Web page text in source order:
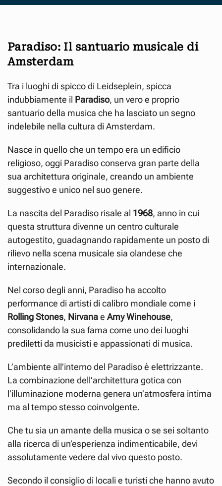
Paradiso: Il santuario musicale di
Amsterdam
Tra i luoghi di spicco di Leidseplein, spicca
indubbiamente il Paradiso, un vero e proprio
santuario della musica che ha lasciato un segno
indelebile nella cultura di Amsterdam.
Nasce in quello che un tempo era un edificio
religioso, oggi Paradiso conserva gran parte della
sua architettura originale, creando un ambiente
suggestivo e unico nel suo genere.
La nascita del Paradiso risale al 1968, anno in cui
questa struttura divenne un centro culturale
autogestito, guadagnando rapidamente un posto di
rilievo nella scena musicale sia olandese che
internazionale.
Nel corso degli anni, Paradiso ha accolto
performance di artisti di calibro mondiale come i
Rolling Stones, Nirvanae Amy Winehouse,
consolidando la sua fama come uno dei luoghi
prediletti da musicisti e appassionati di musica.
L’ambiente all’interno del Paradiso è elettrizzante.
La combinazione dell’architettura gotica con
l’illuminazione moderna genera un’atmosfera intima
ma al tempo stesso coinvolgente.
Che tu sia un amante della musica o se sei soltanto
alla ricerca di un’esperienza indimenticabile, devi
assolutamente vedere dal vivo questo posto.
Secondo il consiglio di locali e turisti che hanno avuto